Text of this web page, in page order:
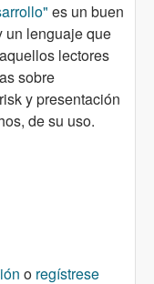
es un buen
un lenguaje que
lectores
sobre
y presentación
de su uso.
o regístrese